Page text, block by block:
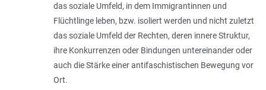
das soziale Umfeld, in dem Immigrantinnen und
Flüchtlinge leben, bzw. isoliert werden und nicht zuletzt
das soziale Umfeld der Rechten, deren innere Struktur,
ihre Konkurrenzen oder Bindungen untereinander oder
auch die Stärke einer antifaschistischen Bewegung vor
Ort.